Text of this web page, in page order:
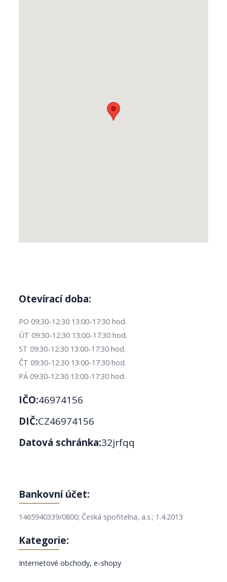
Otevírací doba:
PO 09:30-12:30 13:00-17:30 hod.
ÚT 09:30-12:30 13:00-17:30 hod.
ST 09:30-12:30 13:00-17:30 hod.
ČT 09:30-12:30 13:00-17:30 hod.
PÁ 09:30-12:30 13:00-17:30 hod.
IČO:46974156
DIČ:CZ46974156
Datová schránka:32jrfqq
Bankovní účet:
1465940339/0800; Česká spořitelna, a.s.; 1.4.2013
Kategorie:
Internetové obchody, e-shopy